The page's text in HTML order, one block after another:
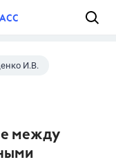
И.В.
между